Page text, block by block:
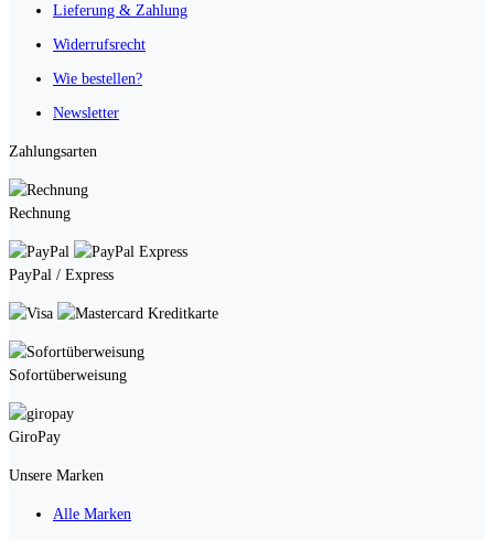
Lieferung & Zahlung
Widerrufsrecht
Wie bestellen?
Newsletter
Zahlungsarten
Rechnung
PayPal / Express
Kreditkarte
Sofortüberweisung
GiroPay
Unsere Marken
Alle Marken